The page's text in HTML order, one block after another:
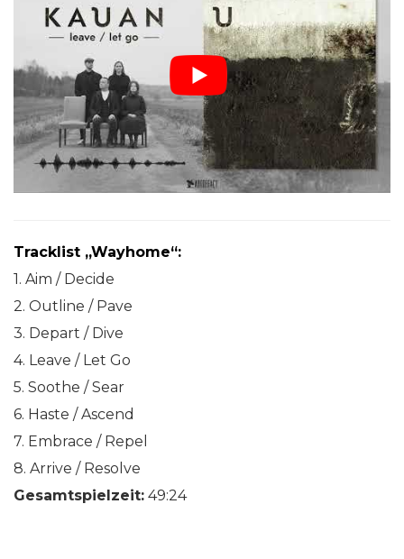
Tracklist „Wayhome“:
1. Aim / Decide
2. Outline / Pave
3. Depart / Dive
4. Leave / Let Go
5. Soothe / Sear
6. Haste / Ascend
7. Embrace / Repel
8. Arrive / Resolve
Gesamtspielzeit: 49:24